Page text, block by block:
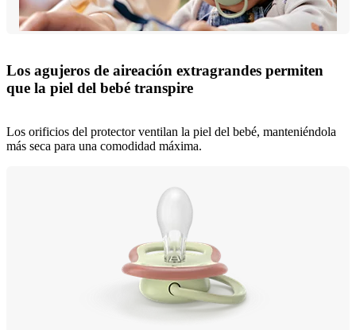
Los agujeros de aireación extragrandes permiten
que la piel del bebé transpire
Los orificios del protector ventilan la piel del bebé, manteniéndola
más seca para una comodidad máxima.